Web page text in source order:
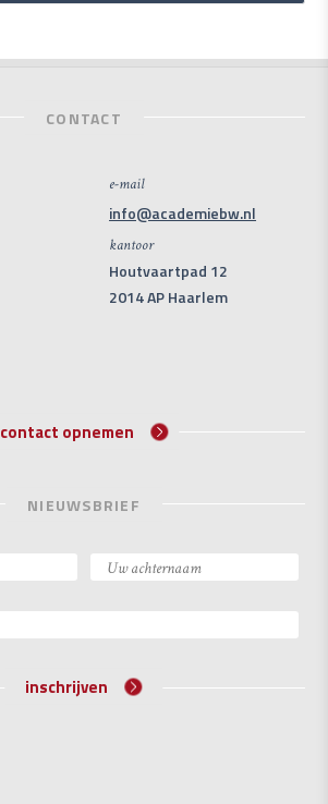
CONTACT
e-mail
info@academiebw.nl
kantoor
Houtvaartpad 12
2014 AP Haarlem
contact opnemen
NIEUWSBRIEF
inschrijven